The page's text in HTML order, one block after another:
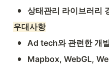
• 상태관리 라이브러리
우대사항
• Ad tech와 관련한 개
• Mapbox, WebGL,